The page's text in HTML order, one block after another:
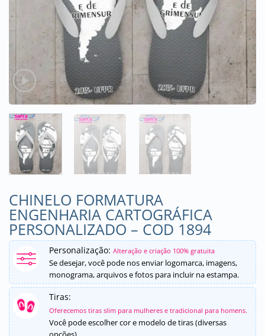
CHINELO FORMATURA
ENGENHARIA CARTOGRÁFICA
PERSONALIZADO – COD 1894
Personalização: Alteração e criação 100% gratuita
Se desejar, você pode nos enviar logomarca, imagens,
monograma, arquivos e fotos para incluir na estampa.
Tiras:
Oferecemos tiras slim para mulheres e tradicional para homens.
Você pode escolher cor e modelo de tiras (diversas